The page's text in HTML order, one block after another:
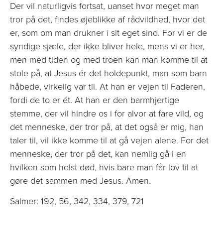
Der vil naturligvis fortsat, uanset hvor meget man
tror på det, findes øjeblikke af rådvildhed, hvor det
er, som om man drukner i sit eget sind. For vi er de
syndige sjæle, der ikke bliver hele, mens vi er her,
men med tiden og med troen kan man komme til at
stole på, at Jesus ér det holdepunkt, man som barn
håbede, virkelig var til. At han er vejen til Faderen,
fordi de to er ét. At han er den barmhjertige
stemme, der vil hindre os i for alvor at fare vild, og
det menneske, der tror på, at det også er mig, han
taler til, vil ikke komme til at gå vejen alene. For det
menneske, der tror på det, kan nemlig gå i en
hvilken som helst død, hvis bare man får lov til at
gøre det sammen med Jesus. Amen.
Salmer: 192, 56, 342, 334, 379, 721